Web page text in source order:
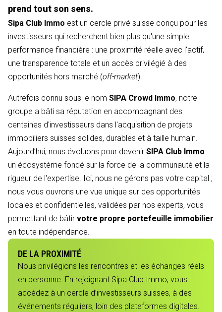
prend tout son sens.
Sipa Club Immo est un cercle privé suisse conçu pour les
investisseurs qui recherchent bien plus qu'une simple
performance financière : une proximité réelle avec l'actif,
une transparence totale et un accès privilégié à des
opportunités hors marché (off-market).
Autrefois connu sous le nom SIPA Crowd Immo, notre
groupe a bâti sa réputation en accompagnant des
centaines d'investisseurs dans l'acquisition de projets
immobiliers suisses solides, durables et à taille humain.
Aujourd’hui, nous évoluons pour devenir SIPA Club Immo:
un écosystème fondé sur la force de la communauté et la
rigueur de l'expertise. Ici, nous ne gérons pas votre capital ;
nous vous ouvrons une vue unique sur des opportunités
locales et confidentielles, validées par nos experts, vous
permettant de bâtir votre propre portefeuille immobilier
en toute indépendance.
DE LA PROXIMITÉ
Nous privilégions les rencontres et les échanges réels
en personne. En rejoignant Sipa Club Immo, vous
accédez à un cercle d’investisseurs suisses, à des
événements réguliers, loin des plateformes digitales.